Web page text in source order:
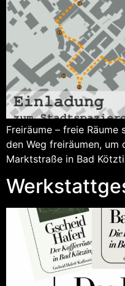
Freiräume – freie
den Weg freiräumen, um
Marktstraße in Bad